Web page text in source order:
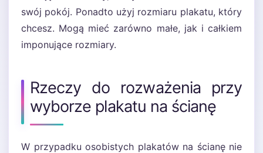
swój pokój. Ponadto użyj rozmiaru plakatu, który
chcesz. Mogą mieć zarówno małe, jak i całkiem
imponujące rozmiary.
Rzeczy do rozważenia przy
wyborze plakatu na ścianę
W przypadku osobistych plakatów na ścianę nie